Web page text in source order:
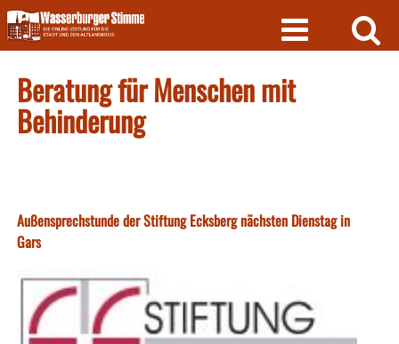
Skip
to
content
Beratung für Menschen mit
Behinderung
Außensprechstunde der Stiftung Ecksberg nächsten Dienstag in
Gars